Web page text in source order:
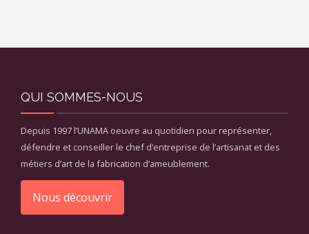
QUI SOMMES-NOUS
Depuis 1997 l’UNAMA oeuvre au quotidien pour représenter,
défendre et conseiller le chef d’entreprise de l’artisanat et des
métiers d’art de la fabrication d’ameublement.
Nous découvrir